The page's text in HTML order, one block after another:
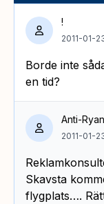
!
2011-01-
Borde inte
en tid?
Anti-
2011-01-
Skavsta
flygplats….